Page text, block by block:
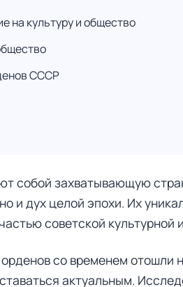
собой захватывающую
и дух целой эпохи. Их
советской культурной
со временем отошли
актуальным.
на культуру и общество
СССР